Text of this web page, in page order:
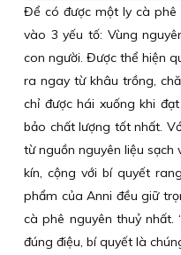
Để có được một ly cà phê
vào 3 yếu tố: Vùng
con người. Được thể hiện
ra ngay từ khâu trồng,
chỉ được hái xuống khi
bảo chất lượng tốt nhất.
từ nguồn nguyên liệu sạch
kín, cộng với bí quyết
phẩm của Anni đều giữ
cà phê nguyên thuỷ
đúng điệu, bí quyết là